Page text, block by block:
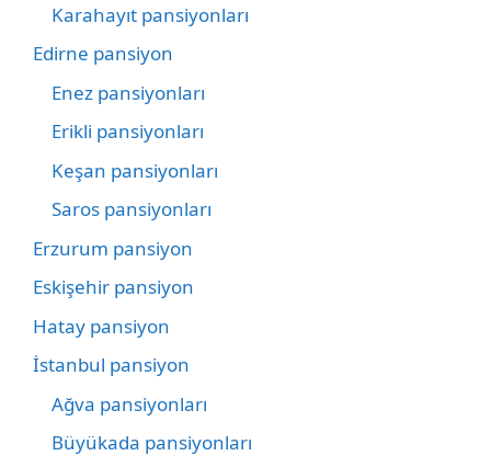
Karahayıt pansiyonları
Edirne pansiyon
Enez pansiyonları
Erikli pansiyonları
Keşan pansiyonları
Saros pansiyonları
Erzurum pansiyon
Eskişehir pansiyon
Hatay pansiyon
İstanbul pansiyon
Ağva pansiyonları
Büyükada pansiyonları